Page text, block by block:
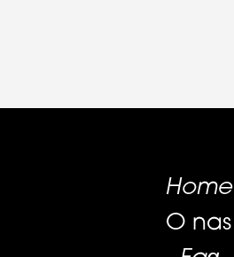
Home
O nas